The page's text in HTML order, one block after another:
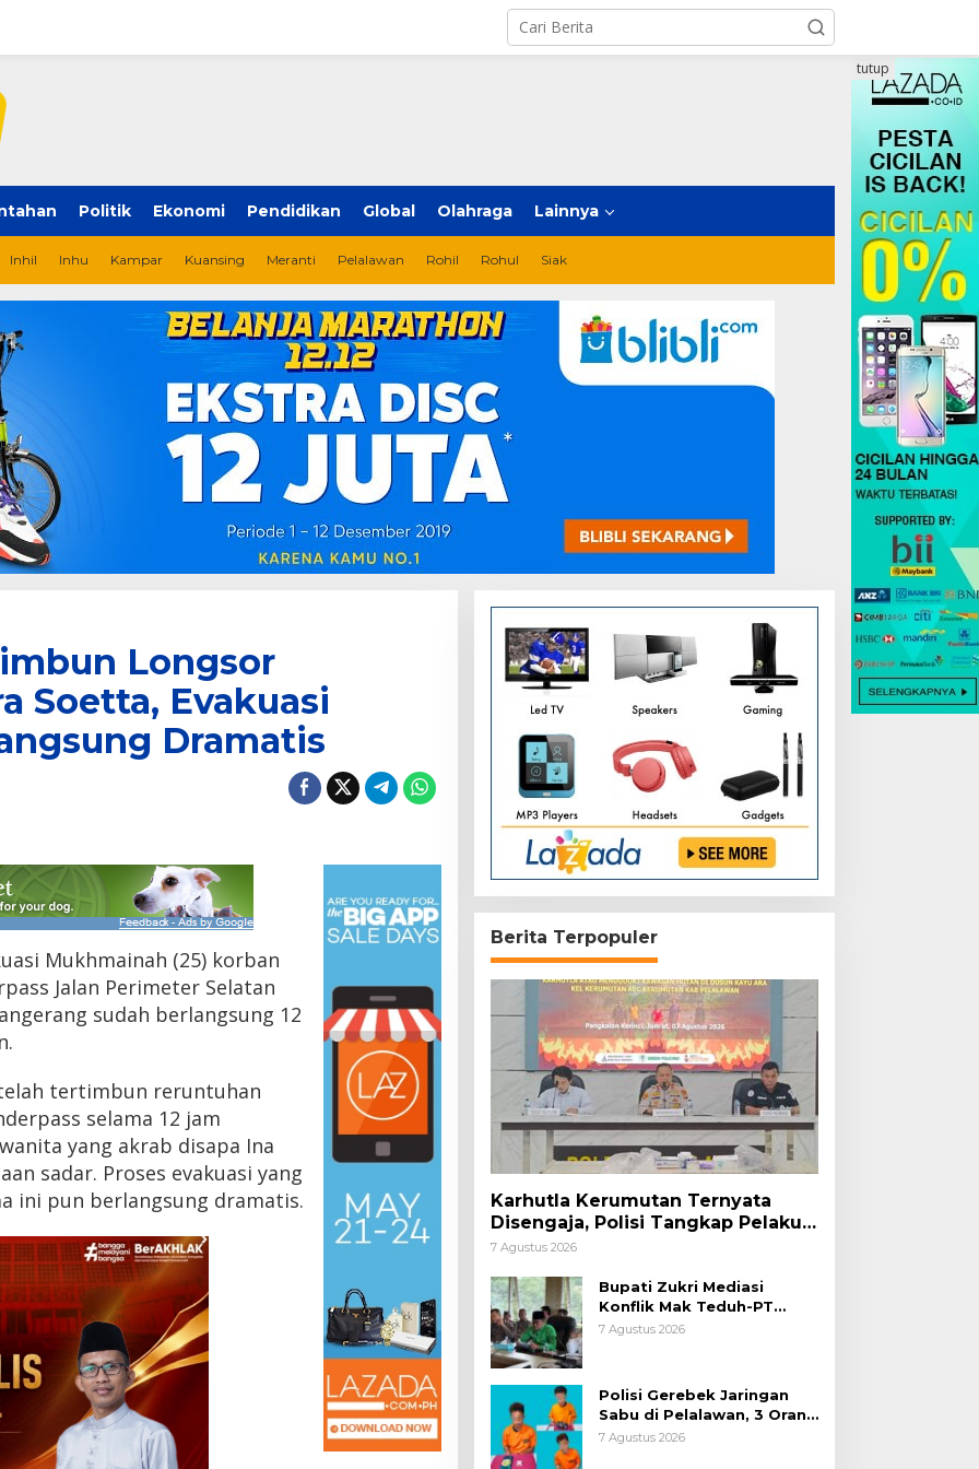
Politik Ekonomi Pendidikan Global Olahraga Lainnya
Inhil Inhu Kampar Kuansing Meranti Pelalawan Rohil Rohul Siak
tutup
Longsor
Soetta, Evakuasi
Dramatis
Mukhmainah (25) korban
Jalan Perimeter Selatan
sudah berlangsung 12
tertimbun reruntuhan
selama 12 jam
yang akrab disapa Ina
sadar. Proses evakuasi yang
ini pun berlangsung dramatis.
Berita Terpopuler
Karhutla Kerumutan Ternyata
Disengaja, Polisi Tangkap Pelaku
Pembakar Lahan
7 Agustus 2026
Bupati Zukri Mediasi
Konflik Mak Teduh-PT
Arara Abadi, Ini Hasilnya
7 Agustus 2026
Polisi Gerebek Jaringan
Sabu di Pelalawan, 3 Orang
Ditangkap
7 Agustus 2026